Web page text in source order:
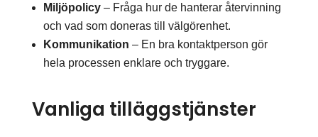
Miljöpolicy – Fråga hur de hanterar återvinning
och vad som doneras till välgörenhet.
Kommunikation – En bra kontaktperson gör
hela processen enklare och tryggare.
Vanliga tilläggstjänster